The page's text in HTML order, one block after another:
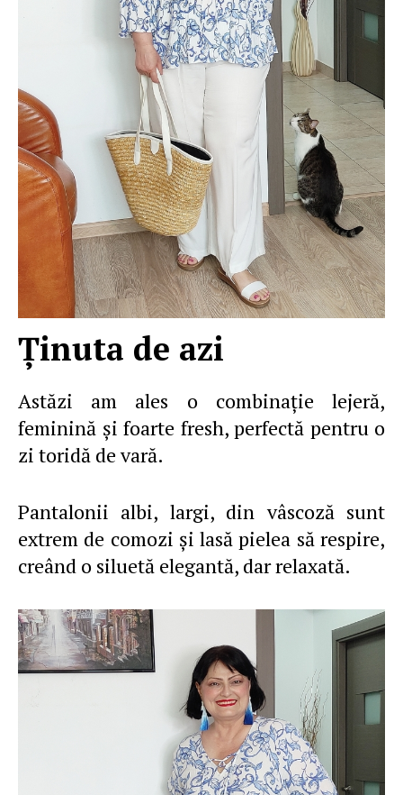
Ținuta de azi
Astăzi am ales o combinație lejeră,
feminină și foarte fresh, perfectă pentru o
zi toridă de vară.
Pantalonii albi, largi, din vâscoză sunt
extrem de comozi și lasă pielea să respire,
creând o siluetă elegantă, dar relaxată.